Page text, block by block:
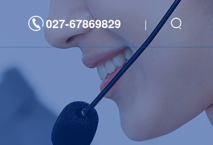
台
管理制造一体化敏捷开发平台
航天科工/科技
重型装备
027-67869829 |